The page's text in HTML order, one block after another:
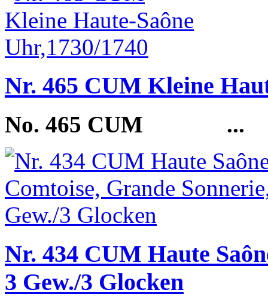
Nr. 465 CUM Kleine
No. 465 CUM ...
Nr. 434 CUM Haute
3 Gew./3 Glocken